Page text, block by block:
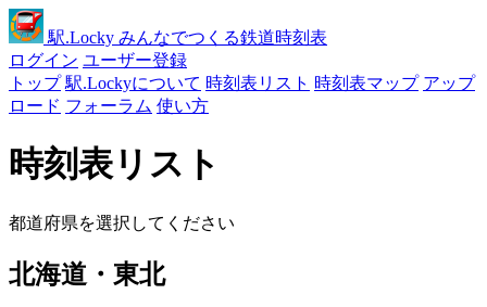
駅.Locky みんなでつくる鉄道時刻表
ログイン ユーザー登録
トップ 駅.Lockyについて 時刻表リスト 時刻表マップ アップ
ロード フォーラム 使い方
時刻表リスト
都道府県を選択してください
北海道・東北